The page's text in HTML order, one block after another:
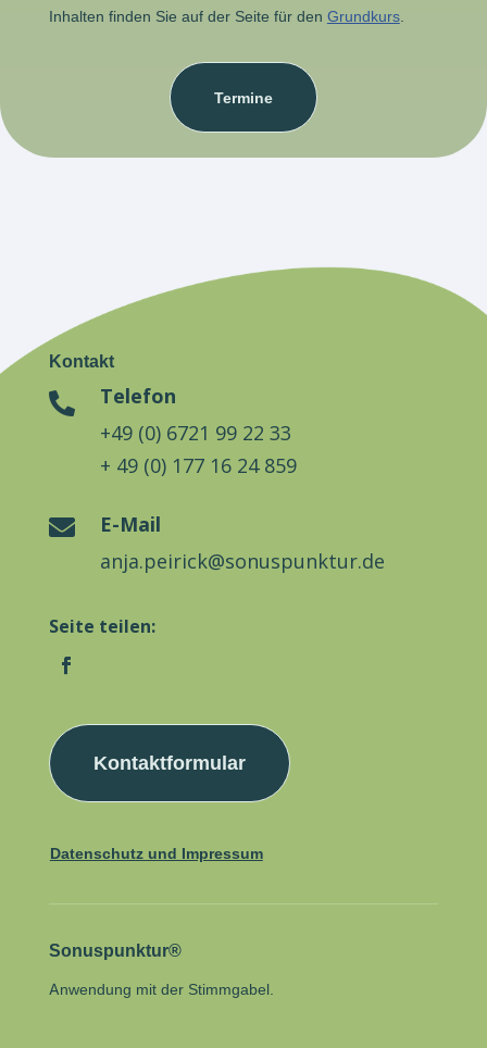
Inhalten finden Sie auf der Seite für den Grundkurs.
Termine
Kontakt

Telefon
+49 (0) 6721 99 22 33
+ 49 (0) 177 16 24 859

E-Mail
anja.peirick@sonuspunktur.de
Seite teilen:
Kontaktformular
Datenschutz und Impressum
Sonuspunktur®
Anwendung mit der Stimmgabel.